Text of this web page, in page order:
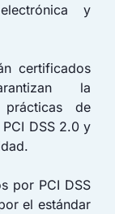
y
certificados
la
de
PCI DSS 2.0 y
por PCI DSS
el estándar